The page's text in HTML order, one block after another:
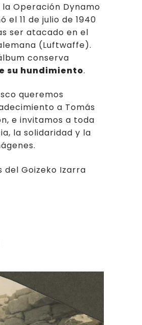
Operación Dynamo
11 de julio de 1940
ser atacado en el
(Luftwaffe).
conserva
su hundimiento.
queremos
a Tomás
e invitamos a toda
la solidaridad y la
del Goizeko Izarra